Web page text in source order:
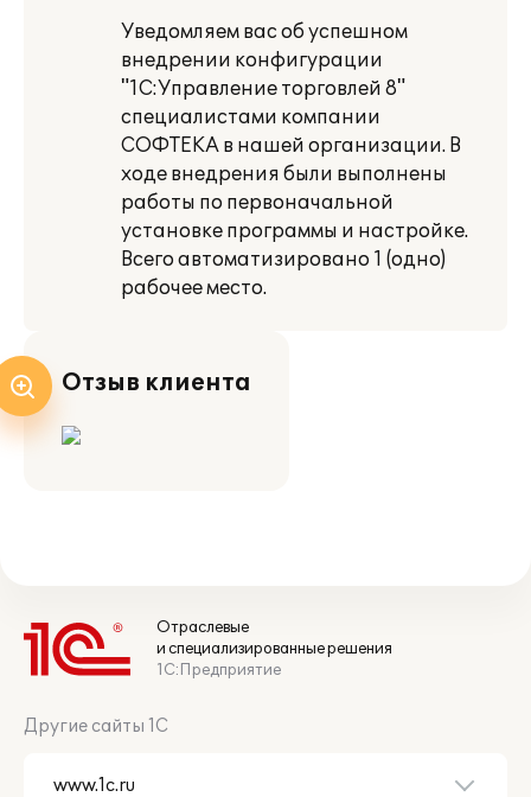
Уведомляем вас об успешном
внедрении конфигурации
"1С:Управление торговлей 8"
специалистами компании
СОФТЕКА в нашей организации. В
ходе внедрения были выполнены
работы по первоначальной
установке программы и настройке.
Всего автоматизировано 1 (одно)
рабочее место.
Отзыв клиента
Отраслевые
и специализированные решения
1С:Предприятие
Другие сайты 1С